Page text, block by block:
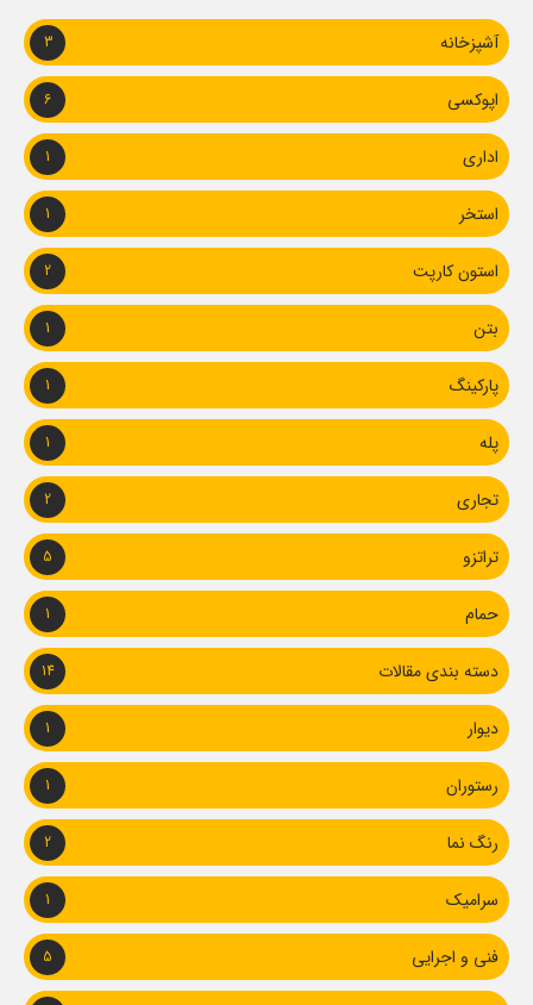
آشپزخانه 3
اپوکسی 6
اداری 1
استخر 1
استون کارپت 2
بتن 1
پارکینگ 1
پله 1
تجاری 2
تراتزو 5
حمام 1
دسته بندی مقالات 14
دیوار 1
رستوران 1
رنگ نما 2
سرامیک 1
فنی و اجرایی 5